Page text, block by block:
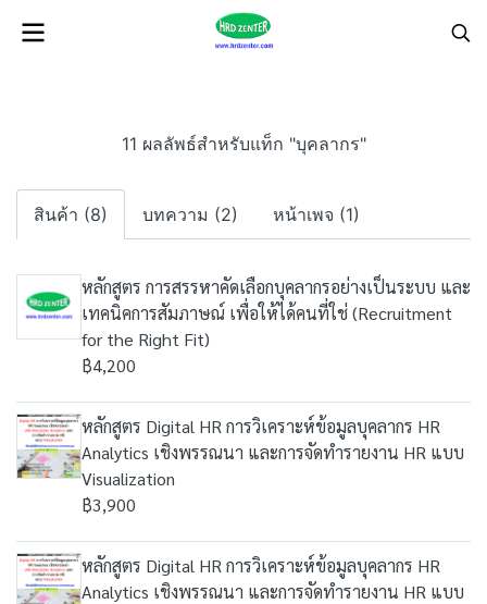
11 ผลลัพธ์สำหรับแท็ก "บุคลากร"
สินค้า (8) บทความ (2) หน้าเพจ (1)
หลักสูตร การสรรหาคัดเลือกบุคลากรอย่างเป็นระบบ และ
เทคนิคการสัมภาษณ์ เพื่อให้ได้คนที่ใช่ (Recruitment
for the Right Fit)
฿4,200
หลักสูตร Digital HR การวิเคราะห์ข้อมูลบุคลากร HR
Analytics เชิงพรรณนา และการจัดทำรายงาน HR แบบ
Visualization
฿3,900
หลักสูตร Digital HR การวิเคราะห์ข้อมูลบุคลากร HR
Analytics เชิงพรรณนา และการจัดทำรายงาน HR แบบ